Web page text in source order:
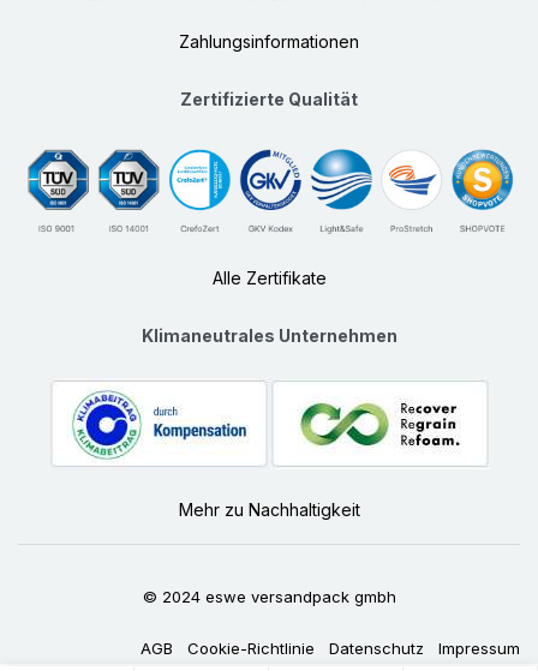
Zahlungsinformationen
Zertifizierte Qualität
Alle Zertifikate
Klimaneutrales Unternehmen
Mehr zu Nachhaltigkeit
© 2024 eswe versandpack gmbh
AGB Cookie-Richtlinie Datenschutz Impressum